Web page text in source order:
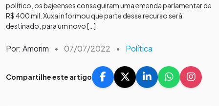
político, os bajeenses conseguiram uma emenda parlamentar de
R$ 400 mil. Xuxa informou que parte desse recurso será
destinado, para um novo […]
Por: Amorim • 07/07/2022 • Política
Compartilhe este artigo